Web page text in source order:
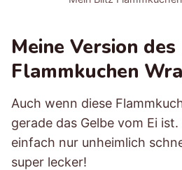
Meine Version
Flammkuchen
Auch wenn diese
gerade das Gelbe vom Ei
einfach nur unheimlich
super lecker!